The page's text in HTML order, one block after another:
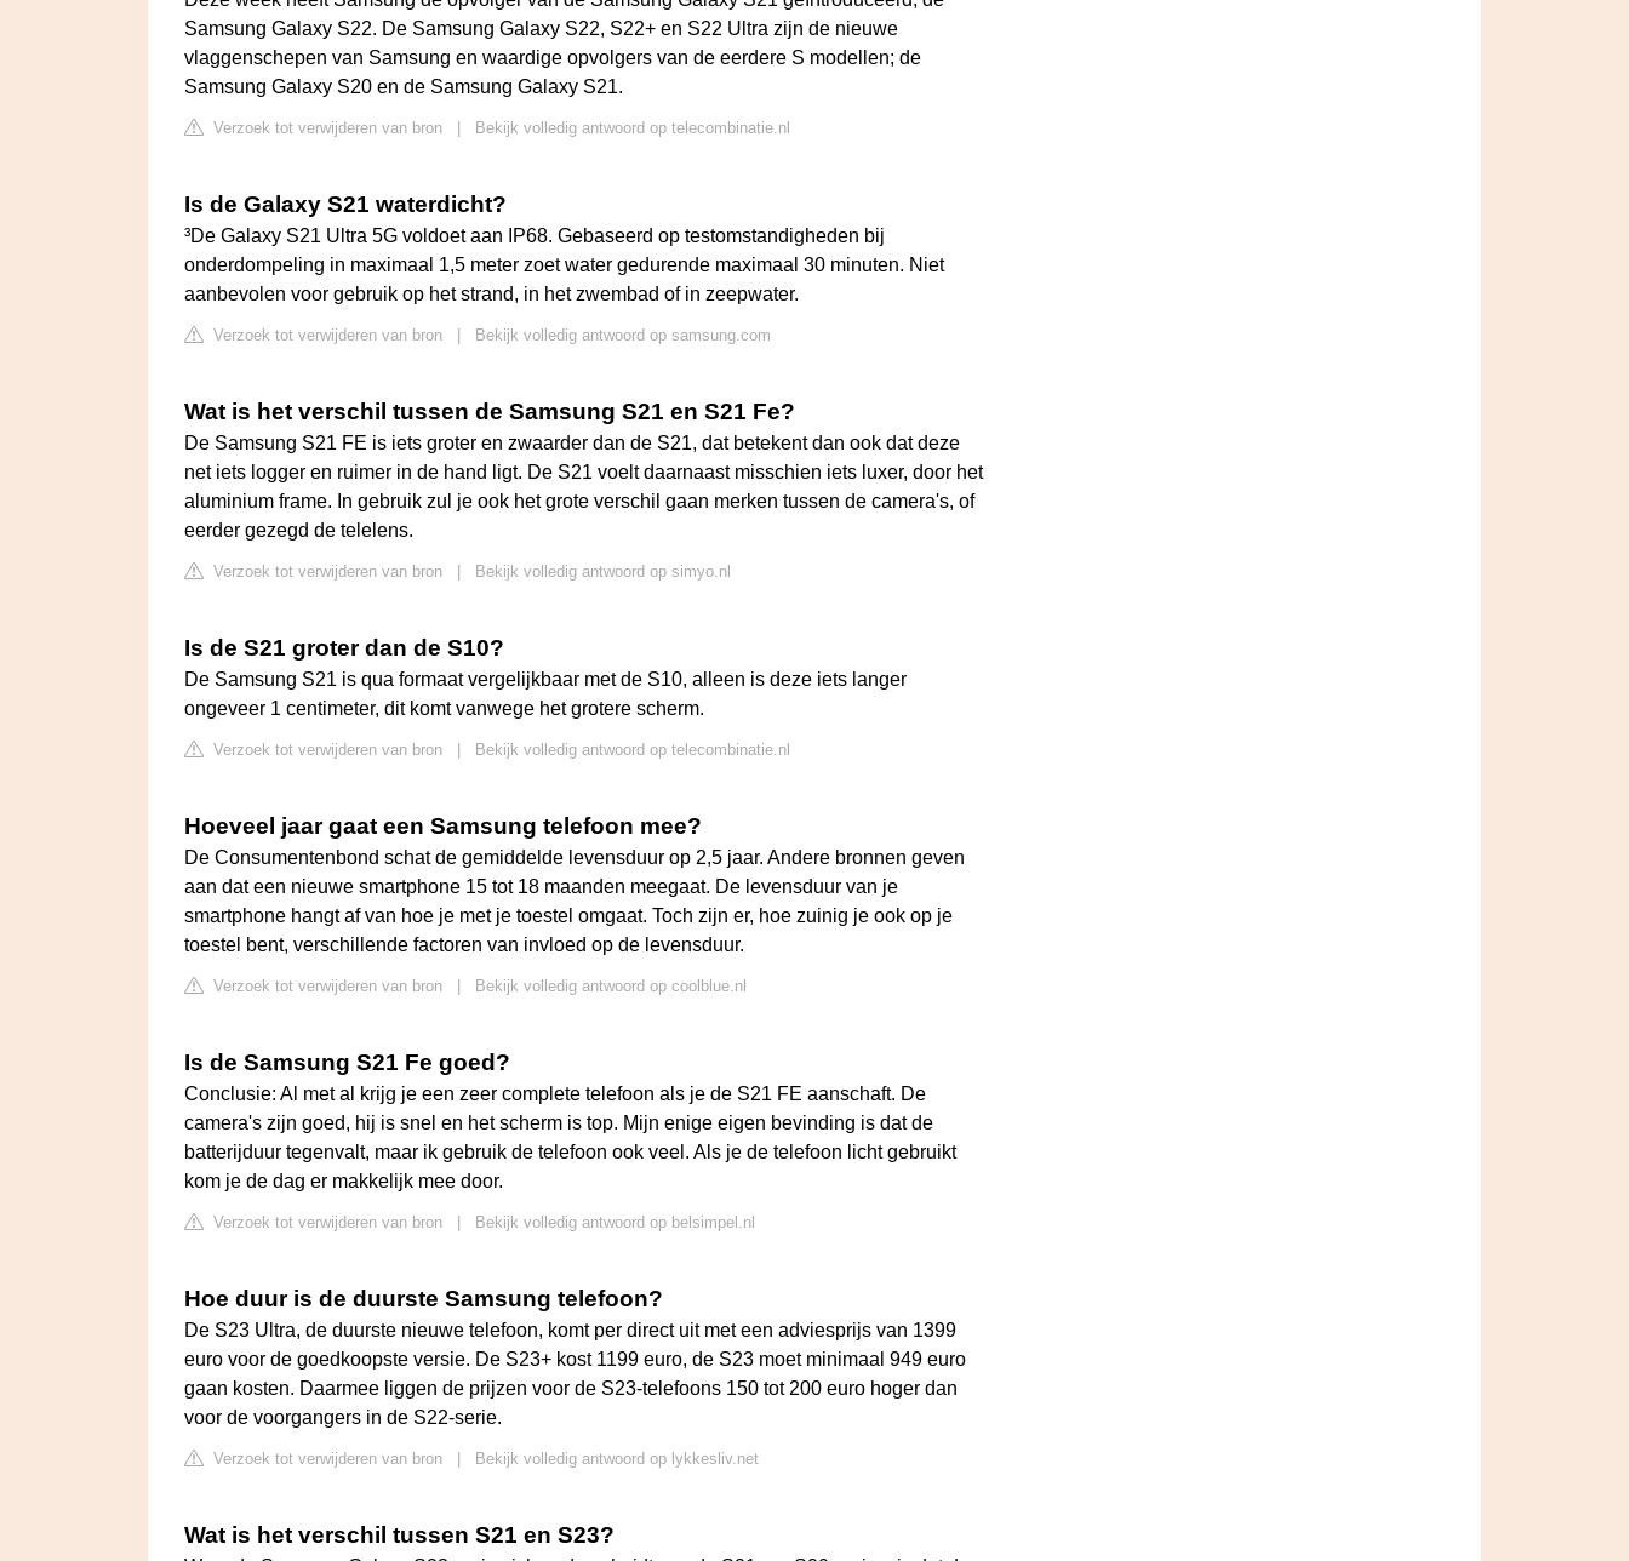
Samsung Galaxy S22. De Samsung Galaxy S22, S22+ en S22 Ultra zijn de nieuwe
vlaggenschepen van Samsung en waardige opvolgers van de eerdere S modellen; de
Samsung Galaxy S20 en de Samsung Galaxy S21.
Verzoek tot verwijderen van bron Bekijk volledig antwoord op telecombinatie.nl
Is de Galaxy S21 waterdicht?
³De Galaxy S21 Ultra 5G voldoet aan IP68. Gebaseerd op testomstandigheden bij
onderdompeling in maximaal 1,5 meter zoet water gedurende maximaal 30 minuten. Niet
aanbevolen voor gebruik op het strand, in het zwembad of in zeepwater.
Verzoek tot verwijderen van bron Bekijk volledig antwoord op samsung.com
Wat is het verschil tussen de Samsung S21 en S21 Fe?
De Samsung S21 FE is iets groter en zwaarder dan de S21, dat betekent dan ook dat deze
net iets logger en ruimer in de hand ligt. De S21 voelt daarnaast misschien iets luxer, door het
aluminium frame. In gebruik zul je ook het grote verschil gaan merken tussen de camera's, of
eerder gezegd de telelens.
Verzoek tot verwijderen van bron Bekijk volledig antwoord op simyo.nl
Is de S21 groter dan de S10?
De Samsung S21 is qua formaat vergelijkbaar met de S10, alleen is deze iets langer
ongeveer 1 centimeter, dit komt vanwege het grotere scherm.
Verzoek tot verwijderen van bron Bekijk volledig antwoord op telecombinatie.nl
Hoeveel jaar gaat een Samsung telefoon mee?
De Consumentenbond schat de gemiddelde levensduur op 2,5 jaar. Andere bronnen geven
aan dat een nieuwe smartphone 15 tot 18 maanden meegaat. De levensduur van je
smartphone hangt af van hoe je met je toestel omgaat. Toch zijn er, hoe zuinig je ook op je
toestel bent, verschillende factoren van invloed op de levensduur.
Verzoek tot verwijderen van bron Bekijk volledig antwoord op coolblue.nl
Is de Samsung S21 Fe goed?
Conclusie: Al met al krijg je een zeer complete telefoon als je de S21 FE aanschaft. De
camera's zijn goed, hij is snel en het scherm is top. Mijn enige eigen bevinding is dat de
batterijduur tegenvalt, maar ik gebruik de telefoon ook veel. Als je de telefoon licht gebruikt
kom je de dag er makkelijk mee door.
Verzoek tot verwijderen van bron Bekijk volledig antwoord op belsimpel.nl
Hoe duur is de duurste Samsung telefoon?
De S23 Ultra, de duurste nieuwe telefoon, komt per direct uit met een adviesprijs van 1399
euro voor de goedkoopste versie. De S23+ kost 1199 euro, de S23 moet minimaal 949 euro
gaan kosten. Daarmee liggen de prijzen voor de S23-telefoons 150 tot 200 euro hoger dan
voor de voorgangers in de S22-serie.
Verzoek tot verwijderen van bron Bekijk volledig antwoord op lykkesliv.net
Wat is het verschil tussen S21 en S23?